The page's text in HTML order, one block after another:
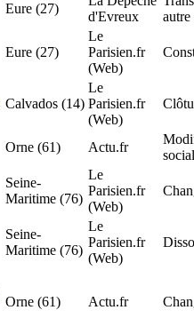
Eure (27)
d'Evreux
autre
Eure (27)
Le
Parisien.fr
(Web)
Calvados (14)
Le
Parisien.fr
(Web)
Orne (61) Actu.fr
social
Seine-
Maritime (76)
Le
Parisien.fr
(Web)
Seine-
Maritime (76)
Le
Parisien.fr
(Web)
Orne (61) Actu.fr